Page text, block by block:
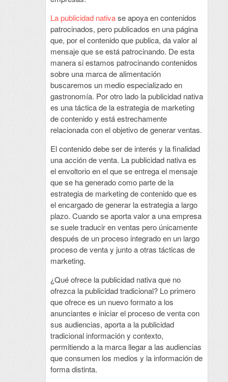
La publicidad nativase apoya en contenidos
patrocinados, pero publicados en una página
que, por el contenido que publica, da valor al
mensaje que se está patrocinando. De esta
manera si estamos patrocinando contenidos
sobre una marca de alimentación
buscaremos un medio especializado en
gastronomía. Por otro lado la publicidad nativa
es una táctica de la estrategia de marketing
de contenido y está estrechamente
relacionada con el objetivo de generar ventas.
El contenido debe ser de interés y la finalidad
una acción de venta. La publicidad nativa es
el envoltorio en el que se entrega el mensaje
que se ha generado como parte de la
estrategia de marketing de contenido que es
el encargado de generar la estrategia a largo
plazo. Cuando se aporta valor a una empresa
se suele traducir en ventas pero únicamente
después de un proceso integrado en un largo
proceso de venta y junto a otras tácticas de
marketing.
¿Qué ofrece la publicidad nativa que no
ofrezca la publicidad tradicional? Lo primero
que ofrece es un nuevo formato a los
anunciantes e iniciar el proceso de venta con
sus audiencias, aporta a la publicidad
tradicional información y contexto,
permitiendo a la marca llegar a las audiencias
que consumen los medios y la información de
forma distinta.